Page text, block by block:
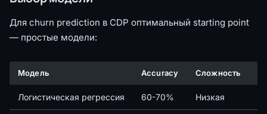
Для churn prediction в CDP оптимальный starting point
— простые модели:
Модель Accuracy Сложность
Логистическая регрессия 60-70% Низкая